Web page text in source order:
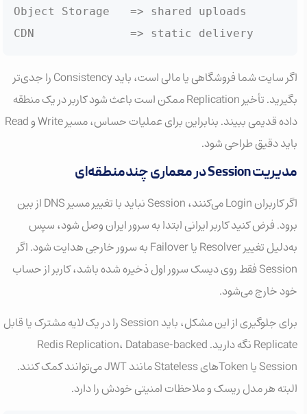
Object Storage   => shared uploads
CDN              => static delivery
اگر سایت شما فروشگاهی یا مالی است، باید Consistency را جدی‌تر
بگیرید. تأخیر Replication ممکن است باعث شود کاربر در یک منطقه
داده قدیمی ببیند. بنابراین برای عملیات حساس، مسیر Write و Read
باید دقیق طراحی شود.
مدیریت Session در معماری چندمنطقه‌ای
اگر کاربران Login می‌کنند، Session نباید با تغییر مسیر DNS از بین
برود. فرض کنید کاربر ایرانی ابتدا به سرور ایران وصل شود، سپس
به‌دلیل تغییر Resolver یا Failover به سرور خارجی هدایت شود. اگر
Session فقط روی دیسک سرور اول ذخیره شده باشد، کاربر از حساب
خود خارج می‌شود.
برای جلوگیری از این مشکل، باید Session را در یک لایه مشترک یا قابل
Replicate نگه دارید. Redis Replication، Database-backed
Session یا Tokenهای Stateless مانند JWT می‌توانند کمک کنند.
البته هر مدل ریسک و ملاحظات امنیتی خودش را دارد.